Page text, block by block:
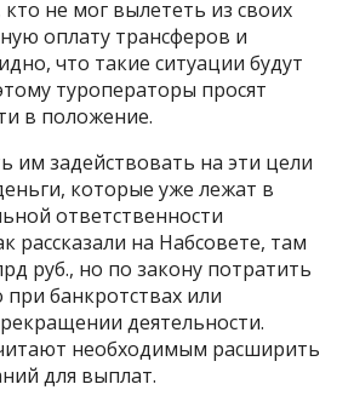
не мог вылететь из своих
оплату трансферов и
что такие ситуации будут
туроператоры просят
в положение.
им задействовать на эти цели
которые уже лежат в
ответственности
рассказали на Набсовете, там
руб., но по закону потратить
банкротствах или
деятельности.
необходимым расширить
для выплат.